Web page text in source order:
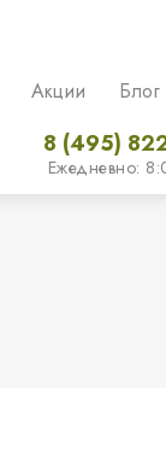
Акции Блог
8 (495)
Ежедневно: